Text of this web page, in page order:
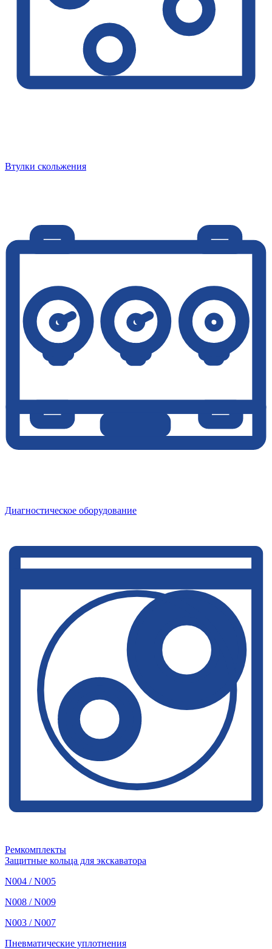
Втулки скольжения
Диагностическое оборудование
Ремкомплекты
Защитные кольца для экскаватора
N004 / N005
N008 / N009
N003 / N007
Пневматические уплотнения